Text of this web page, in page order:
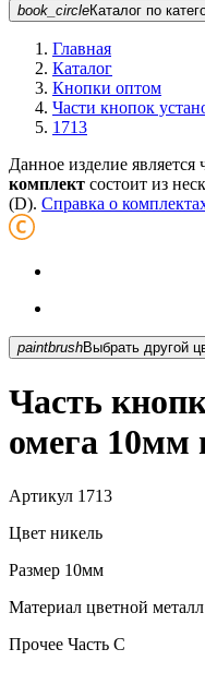
book_circleКаталог по
Главная
Каталог
Кнопки оптом
Части кнопок
1713
Данное изделие является
комплект состоит из
(D). Справка о
paintbrush
Часть
омега 10мм
Артикул 1713
Цвет никель
Размер 10мм
Материал цветной металл
Прочее Часть С